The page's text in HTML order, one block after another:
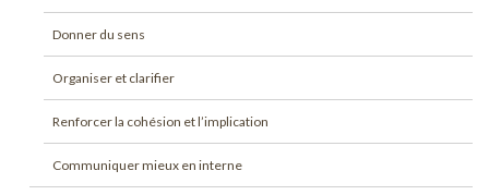
Donner du sens
Organiser et clarifier
Renforcer la cohésion et l’implication
Communiquer mieux en interne